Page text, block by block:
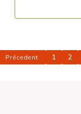
Précedent 1 2